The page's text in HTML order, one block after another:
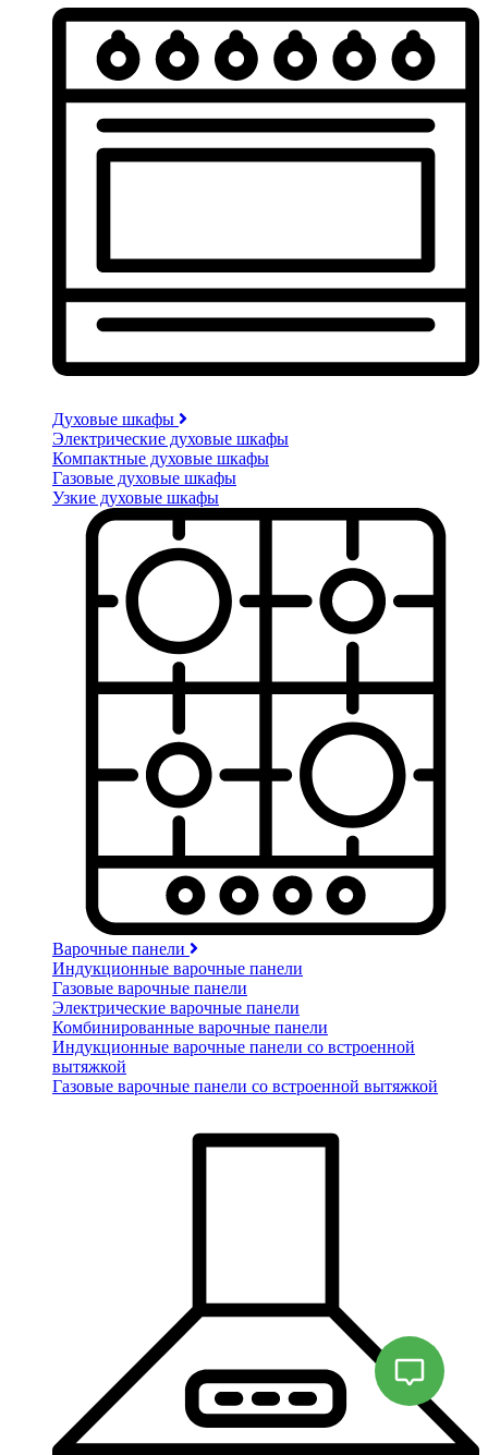
Духовые шкафы
Электрические духовые шкафы
Компактные духовые шкафы
Газовые духовые шкафы
Узкие духовые шкафы
Варочные панели
Индукционные варочные панели
Газовые варочные панели
Электрические варочные панели
Комбинированные варочные панели
Индукционные варочные панели со встроенной
вытяжкой
Газовые варочные панели со встроенной вытяжкой